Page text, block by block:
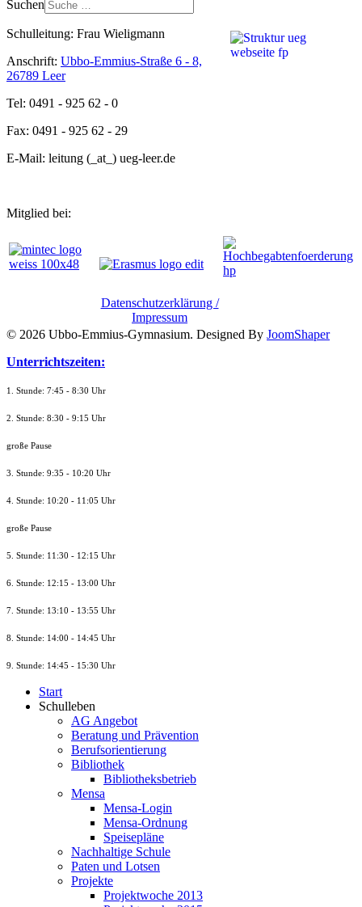
Suchen
Schulleitung: Frau Wieligmann
Anschrift: Ubbo-Emmius-Straße 6 - 8,
26789 Leer
Tel: 0491 - 925 62 - 0
Fax: 0491 - 925 62 - 29
E-Mail: leitung (_at_) ueg-leer.de
Mitglied bei:
Datenschutzerklärung /
Impressum
© 2026 Ubbo-Emmius-Gymnasium. Designed By JoomShaper
Unterrichtszeiten:
1. Stunde: 7:45 - 8:30 Uhr
2. Stunde: 8:30 - 9:15 Uhr
große Pause
3. Stunde: 9:35 - 10:20 Uhr
4. Stunde: 10:20 - 11:05 Uhr
große Pause
5. Stunde: 11:30 - 12:15 Uhr
6. Stunde: 12:15 - 13:00 Uhr
7. Stunde: 13:10 - 13:55 Uhr
8. Stunde: 14:00 - 14:45 Uhr
9. Stunde: 14:45 - 15:30 Uhr
Start
Schulleben
AG Angebot
Beratung und Prävention
Berufsorientierung
Bibliothek
Bibliotheksbetrieb
Mensa
Mensa-Login
Mensa-Ordnung
Speisepläne
Nachhaltige Schule
Paten und Lotsen
Projekte
Projektwoche 2013